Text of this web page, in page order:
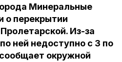
Минеральные
о перекрытии
Из-за
ней недоступно с 3 по
окружной